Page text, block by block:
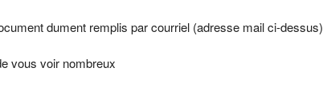
dument remplis par courriel (adresse mail ci-dessus)
vous voir nombreux